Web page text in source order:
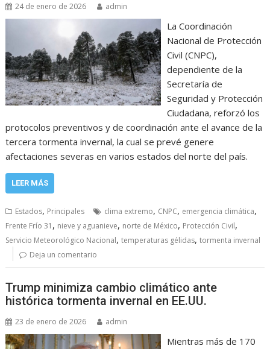
24 de enero de 2026 admin
La Coordinación
Nacional de Protección
Civil (CNPC),
dependiente de la
Secretaría de
Seguridad y Protección
Ciudadana, reforzó los
protocolos preventivos y de coordinación ante el avance de la
tercera tormenta invernal, la cual se prevé genere
afectaciones severas en varios estados del norte del país.
LEER MÁS
Estados, Principales clima extremo, CNPC, emergencia climática,
Frente Frío 31 , nieve y aguanieve, norte de México, Protección Civil,
Servicio Meteorológico Nacional,temperaturas gélidas,tormenta invernal
Deja un comentario
Trump minimiza cambio climático ante
histórica tormenta invernal en EE.UU.
23 de enero de 2026 admin
Mientras más de 170